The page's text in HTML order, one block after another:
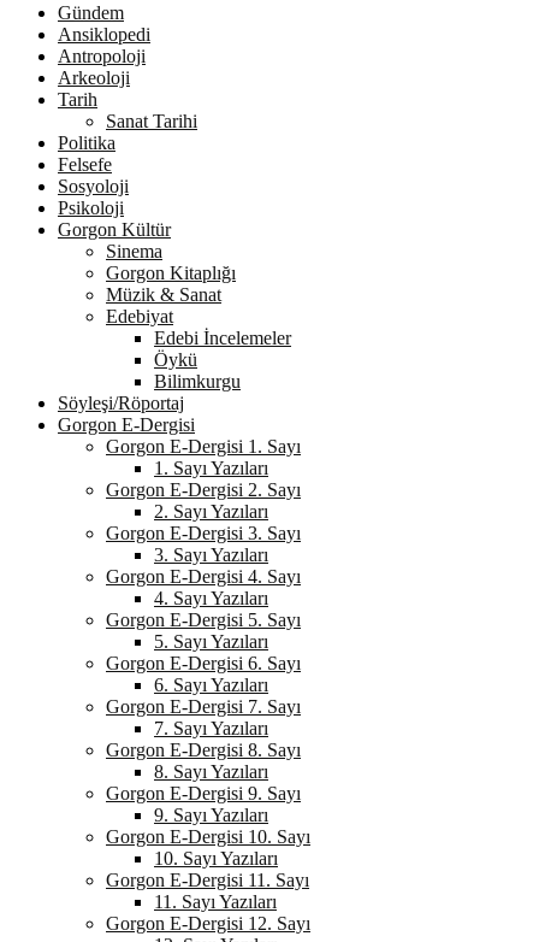
Gündem
Ansiklopedi
Antropoloji
Arkeoloji
Tarih
Sanat Tarihi
Politika
Felsefe
Sosyoloji
Psikoloji
Gorgon Kültür
Sinema
Gorgon Kitaplığı
Müzik & Sanat
Edebiyat
Edebi İncelemeler
Öykü
Bilimkurgu
Söyleşi/Röportaj
Gorgon E-Dergisi
Gorgon E-Dergisi 1. Sayı
1. Sayı Yazıları
Gorgon E-Dergisi 2. Sayı
2. Sayı Yazıları
Gorgon E-Dergisi 3. Sayı
3. Sayı Yazıları
Gorgon E-Dergisi 4. Sayı
4. Sayı Yazıları
Gorgon E-Dergisi 5. Sayı
5. Sayı Yazıları
Gorgon E-Dergisi 6. Sayı
6. Sayı Yazıları
Gorgon E-Dergisi 7. Sayı
7. Sayı Yazıları
Gorgon E-Dergisi 8. Sayı
8. Sayı Yazıları
Gorgon E-Dergisi 9. Sayı
9. Sayı Yazıları
Gorgon E-Dergisi 10. Sayı
10. Sayı Yazıları
Gorgon E-Dergisi 11. Sayı
11. Sayı Yazıları
Gorgon E-Dergisi 12. Sayı